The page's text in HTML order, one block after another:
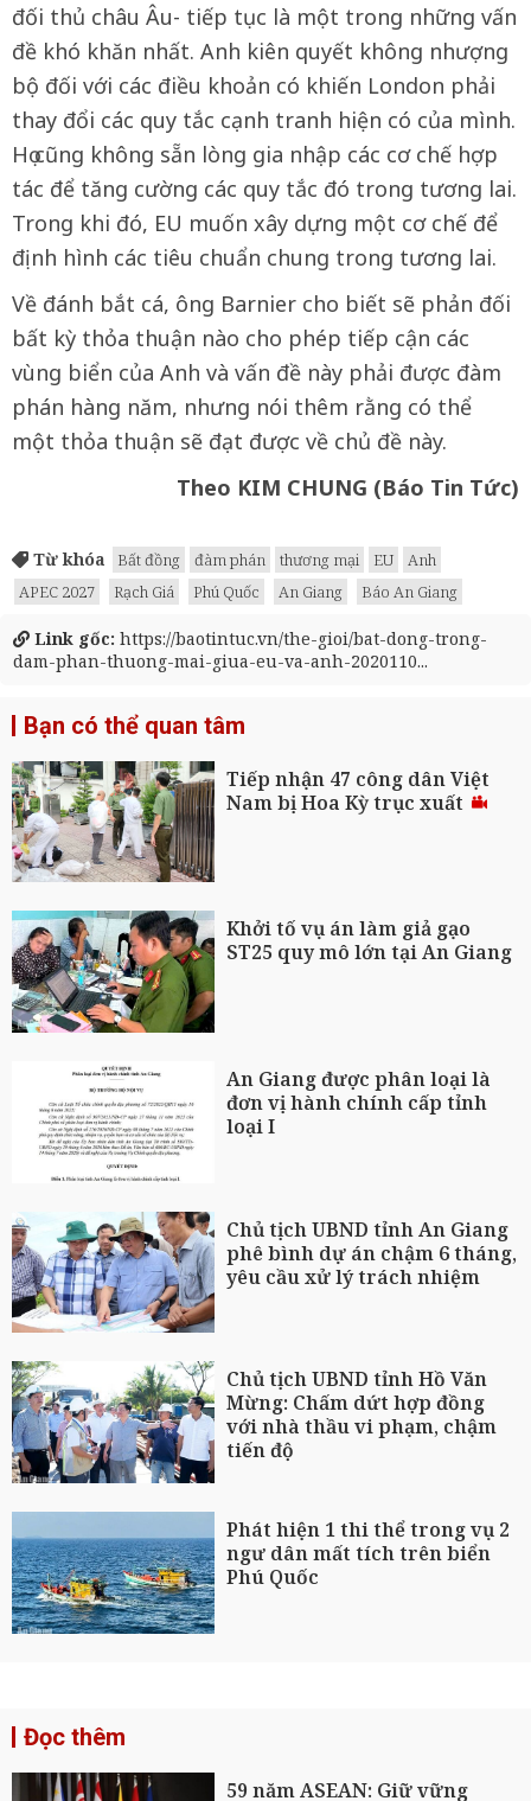
đối thủ châu Âu- tiếp tục là một trong những vấn
đề khó khăn nhất. Anh kiên quyết không nhượng
bộ đối với các điều khoản có khiến London phải
thay đổi các quy tắc cạnh tranh hiện có của mình.
Họ cũng không sẵn lòng gia nhập các cơ chế hợp
tác để tăng cường các quy tắc đó trong tương lai.
Trong khi đó, EU muốn xây dựng một cơ chế để
định hình các tiêu chuẩn chung trong tương lai.
Về đánh bắt cá, ông Barnier cho biết sẽ phản đối
bất kỳ thỏa thuận nào cho phép tiếp cận các
vùng biển của Anh và vấn đề này phải được đàm
phán hàng năm, nhưng nói thêm rằng có thể
một thỏa thuận sẽ đạt được về chủ đề này.
Theo KIM CHUNG (Báo Tin Tức)
Từ khóa Bất đồng đàm phán thương mại EU
Anh
APEC 2027
Rạch Giá Phú Quốc An Giang Báo An Giang
Link gốc: https://baotintuc.vn/the-gioi/bat-dong-trong-
dam-phan-thuong-mai-giua-eu-va-anh-2020110...
Bạn có thể quan tâm
Tiếp nhận 47 công dân Việt
Nam bị Hoa Kỳ trục xuất
Khởi tố vụ án làm giả gạo
ST25 quy mô lớn tại An Giang
An Giang được phân loại là
đơn vị hành chính cấp tỉnh
loại I
Chủ tịch UBND tỉnh An Giang
phê bình dự án chậm 6 tháng,
yêu cầu xử lý trách nhiệm
Chủ tịch UBND tỉnh Hồ Văn
Mừng: Chấm dứt hợp đồng
với nhà thầu vi phạm, chậm
tiến độ
Phát hiện 1 thi thể trong vụ 2
ngư dân mất tích trên biển
Phú Quốc
Đọc thêm
59 năm ASEAN: Giữ vững